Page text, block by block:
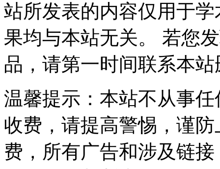
站所发表的内容仅用于
果均与本站无关。 若您
品，请第一时间联系本站
温馨提示：本站不从事
收费，请提高警惕，谨
费，所有广告和涉及链